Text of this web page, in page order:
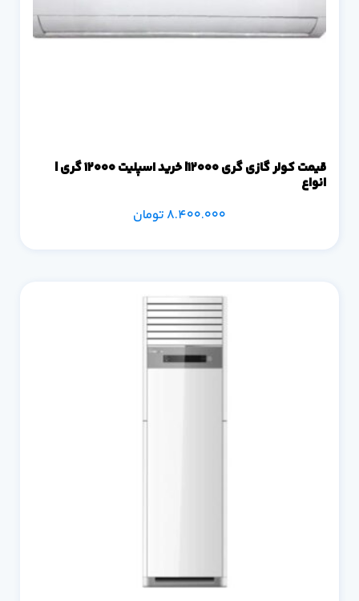
قیمت کولر گازی گری 12000| خرید اسپلیت 12000 گری |
8.400.000تومان